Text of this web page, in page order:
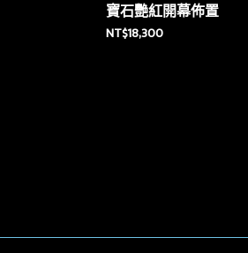
寶石艷紅開幕佈置
NT$18,300